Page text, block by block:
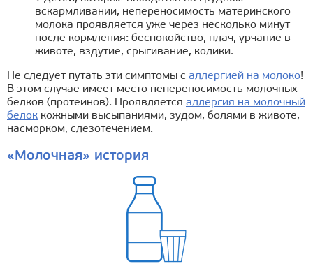
вскармливании, непереносимость материнского
молока проявляется уже через несколько минут
после кормления: беспокойство, плач, урчание в
животе, вздутие, срыгивание, колики.
Не следует путать эти симптомы с аллергией на молоко!
В этом случае имеет место непереносимость молочных
белков (протеинов). Проявляется аллергия на молочный
белок кожными высыпаниями, зудом, болями в животе,
насморком, слезотечением.
«Молочная» история